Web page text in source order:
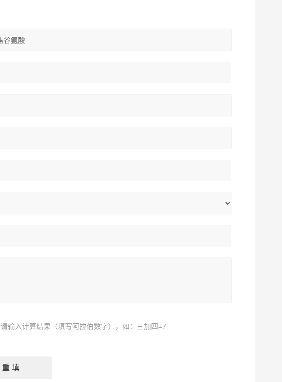
请输入计算结果（填写阿拉伯数字），如：三加四=7